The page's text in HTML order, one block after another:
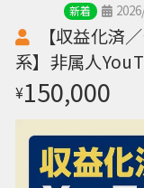
新着
【収益化済
系】非属人
¥150,000